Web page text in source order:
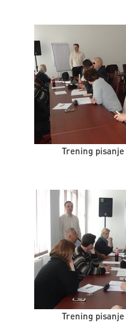
Trening
Trening